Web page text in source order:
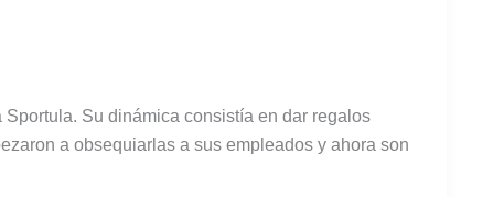
Su dinámica consistía en dar regalos
a obsequiarlas a sus empleados y ahora son